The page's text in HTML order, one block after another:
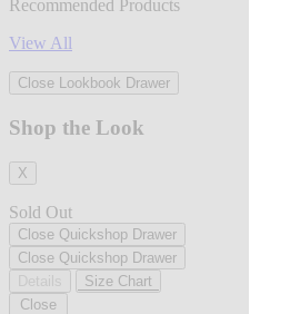
Recommended Products
View All
Close Lookbook Drawer
Shop the Look
X
Sold Out
Close Quickshop Drawer
Close Quickshop Drawer
Size Chart
Close